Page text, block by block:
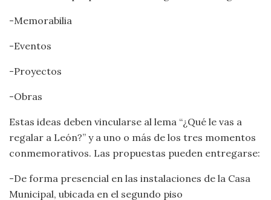
-Memorabilia
-Eventos
-Proyectos
-Obras
Estas ideas deben vincularse al lema “¿Qué le vas a
regalar a León?” y a uno o más de los tres momentos
conmemorativos. Las propuestas pueden entregarse:
-De forma presencial en las instalaciones de la Casa
Municipal, ubicada en el segundo piso